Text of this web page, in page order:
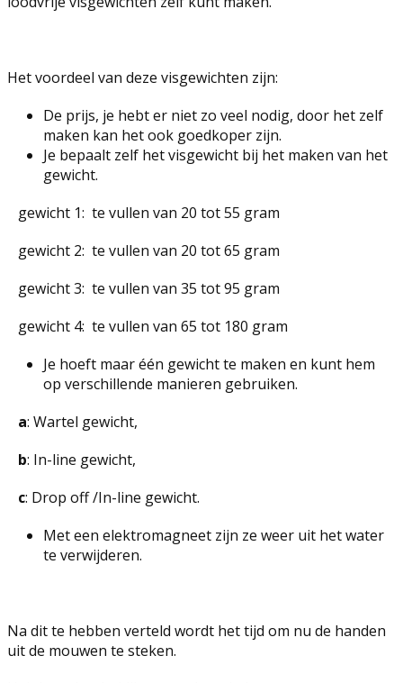
Het voordeel van deze visgewichten zijn:
De prijs, je hebt er niet zo veel nodig, door het zelf
maken kan het ook goedkoper zijn.
Je bepaalt zelf het visgewicht bij het maken van het
gewicht.
gewicht 1: te vullen van 20 tot 55 gram
gewicht 2: te vullen van 20 tot 65 gram
gewicht 3: te vullen van 35 tot 95 gram
gewicht 4: te vullen van 65 tot 180 gram
Je hoeft maar één gewicht te maken en kunt hem
op verschillende manieren gebruiken.
a: Wartel gewicht,
b: In-line gewicht,
c: Drop off /In-line gewicht.
Met een elektromagneet zijn ze weer uit het water
te verwijderen.
Na dit te hebben verteld wordt het tijd om nu de handen
uit de mouwen te steken.